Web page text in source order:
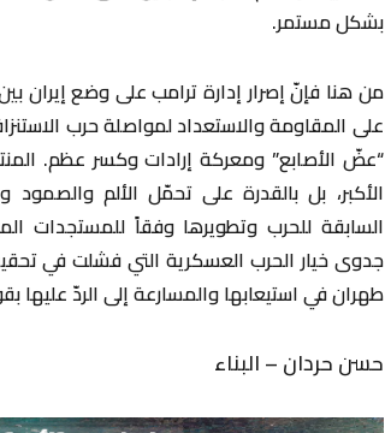
بشكل مستمر.
من هنا فإنّ إصرار إدارة ترامب على وضع إيران
على المقاومة والاستعداد لمواصلة حرب
“عضّ الأصابع” ومعركة إرادات وكسر عظم.
الأكبر، بل بالقدرة على تحمّل الألم
السابقة للحرب وتطويرها وفقاً للمستجدات
جدوى خيار الحرب العسكرية التي فشلت في
طهران في استيعابها والمسارعة إلى الردّ عليها
حسن حردان – البناء